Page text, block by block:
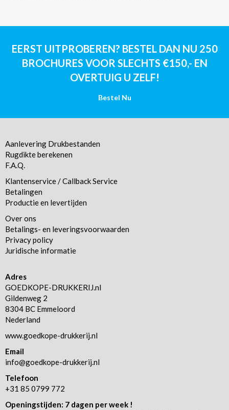
EERST UITPROBEREN? BESTEL DAN NU 250
BROCHURES VOOR SLECHTS €150,- EN
OVERTUIG U ZELF!
Bestel Nu
Aanlevering Drukbestanden
Rugdikte berekenen
F.A.Q.
Klantenservice / Callback Service
Betalingen
Productie en levertijden
Over ons
Betalings- en leveringsvoorwaarden
Privacy policy
Juridische informatie
Adres
GOEDKOPE-DRUKKERIJ.nl
Gildenweg 2
8304 BC Emmeloord
Nederland
www.goedkope-drukkerij.nl
Email
info@goedkope-drukkerij.nl
Telefoon
+31 85 0799 772
Openingstijden: 7 dagen per week !